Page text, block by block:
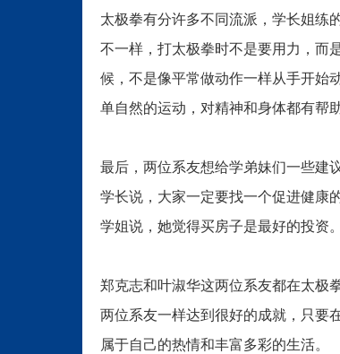
太极拳有分许多不同流派，学长姐练
不一样，打太极拳时不是要用力，而
候，不是像平常做动作一样从手开始
单自然的运动，对精神和身体都有帮
最后，两位系友想给学弟妹们一些建议
学长说，大家一定要找一个促进健康
学姐说，她觉得买房子是最好的投资
郑克志和叶淑华这两位系友都在太极
两位系友一样达到很好的成就，只要
属于自己的热情和丰富多彩的生活。